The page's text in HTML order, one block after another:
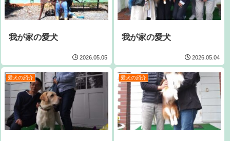
我が家の愛犬
2026.05.05
我が家の愛犬
2026.05.04
愛犬の紹介 愛犬の紹介